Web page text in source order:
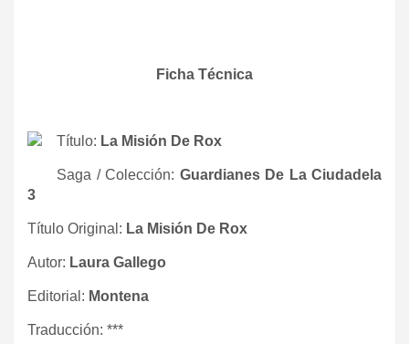
Ficha Técnica
Título: La Misión De Rox
Saga / Colección: Guardianes De La Ciudadela
3
Título Original: La Misión De Rox
Autor: Laura Gallego
Editorial: Montena
Traducción: ***